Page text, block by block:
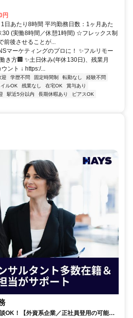
円
日あたり8時間 平均勤務日数：1ヶ月あた
(実働8時間／休憩1時間) ☆フレックス制
前後させることが...
マーケティングのプロに！ ✨フルリモー
き方🏢 ✨土日休み(年休130日)、残業月
ント ↓ https:/...
迎 学歴不問 固定時間制 転勤なし
経験不問
ルOK 残業なし 在宅OK
賞与あり
駅近5分以内 長期休暇あり
ピアスOK
OK！【外資系企業／正社員登用の可能性